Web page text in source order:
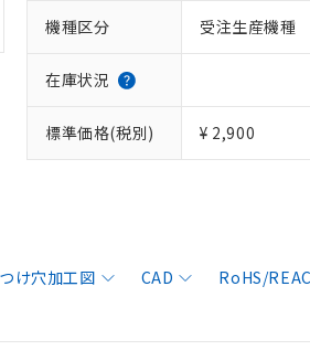
機種区分 受注生産機種
在庫状況
標準価格(税別) ¥ 2,900
け穴加工図 CAD RoHS/